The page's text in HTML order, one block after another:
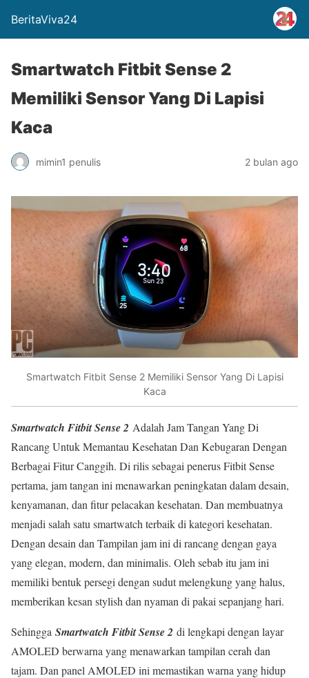
BeritaViva24
Smartwatch Fitbit Sense 2
Memiliki Sensor Yang Di Lapisi
Kaca
mimin1 penulis 2 bulan ago
Smartwatch Fitbit Sense 2 Memiliki Sensor Yang Di Lapisi
Kaca
Smartwatch Fitbit Sense 2 Adalah Jam Tangan Yang Di
Rancang Untuk Memantau Kesehatan Dan Kebugaran Dengan
Berbagai Fitur Canggih. Di rilis sebagai penerus Fitbit Sense
pertama, jam tangan ini menawarkan peningkatan dalam desain,
kenyamanan, dan fitur pelacakan kesehatan. Dan membuatnya
menjadi salah satu smartwatch terbaik di kategori kesehatan.
Dengan desain dan Tampilan jam ini di rancang dengan gaya
yang elegan, modern, dan minimalis. Oleh sebab itu jam ini
memiliki bentuk persegi dengan sudut melengkung yang halus,
memberikan kesan stylish dan nyaman di pakai sepanjang hari.
Sehingga Smartwatch Fitbit Sense 2 di lengkapi dengan layar
AMOLED berwarna yang menawarkan tampilan cerah dan
tajam. Dan panel AMOLED ini memastikan warna yang hidup